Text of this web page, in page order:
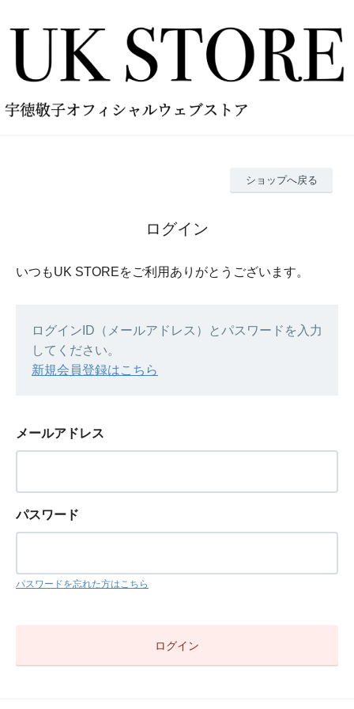
ショップへ戻る
ログイン
いつもUK STOREをご利用ありがとうございます。
ログインID（メールアドレス）とパスワードを入力
してください。
新規会員登録はこちら
メールアドレス
パスワード
パスワードを忘れた方はこちら